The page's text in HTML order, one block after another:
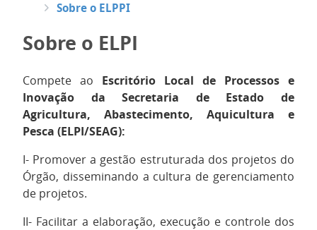
Sobre o ELPPI
Sobre o ELPI
Compete ao Escritório Local de Processos e
Inovação da Secretaria de Estado de
Agricultura, Abastecimento, Aquicultura e
Pesca (ELPI/SEAG):
I- Promover a gestão estruturada dos projetos do
Órgão, disseminando a cultura de gerenciamento
de projetos.
II- Facilitar a elaboração, execução e controle dos